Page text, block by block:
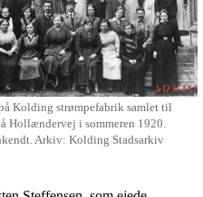
Kolding strømpefabrik samlet til
Hollændervej i sommeren 1920
Arkiv: Kolding Stadsarkiv